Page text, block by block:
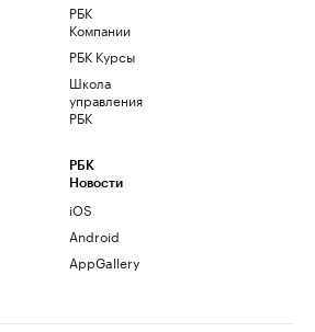
РБК
Компании
РБК Курсы
Школа
управления
РБК
РБК
Новости
iOS
Android
AppGallery